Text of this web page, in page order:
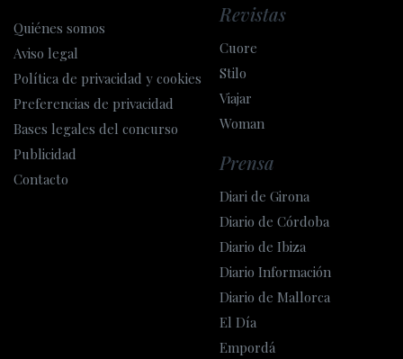
Quiénes somos
Aviso legal
Política de privacidad y cookies
Preferencias de privacidad
Bases legales del concurso
Publicidad
Contacto
Revistas
Cuore
Stilo
Viajar
Woman
Prensa
Diari de Girona
Diario de Córdoba
Diario de Ibiza
Diario Información
Diario de Mallorca
El Día
Empordá